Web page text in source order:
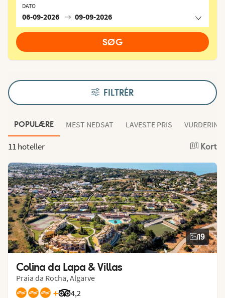
DATO
06-09-2026 09-09-2026
SØG
FILTRÉR
POPULÆRE MEST NEDSAT LAVESTE PRIS VURDERING
11 hoteller Kort
19
Colina da Lapa & Villas
Praia da Rocha, Algarve
+ 4,2
Bedømmelse fra Tripadvisor: 4.2 of 5